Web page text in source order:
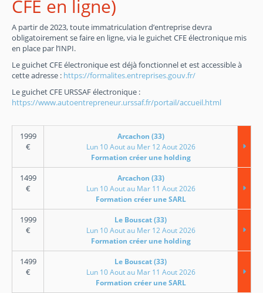
CFE en ligne)
A partir de 2023, toute immatriculation d’entreprise devra
obligatoirement se faire en ligne, via le guichet CFE électronique mis
en place par l’INPI.
Le guichet CFE électronique est déjà fonctionnel et est accessible à
cette adresse : https://formalites.entreprises.gouv.fr/
Le guichet CFE URSSAF électronique :
https://www.autoentrepreneur.urssaf.fr/portail/accueil.html
1999
€
Arcachon (33)
Lun 10 Aout au Mer 12 Aout 2026
Formation créer une holding
1499
€
Arcachon (33)
Lun 10 Aout au Mar 11 Aout 2026
Formation créer une SARL
1999
€
Le Bouscat (33)
Lun 10 Aout au Mer 12 Aout 2026
Formation créer une holding
1499
€
Le Bouscat (33)
Lun 10 Aout au Mar 11 Aout 2026
Formation créer une SARL